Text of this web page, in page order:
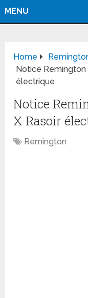
MENU
Home
Notice
électrique
Notice
X Rasoir
Remington